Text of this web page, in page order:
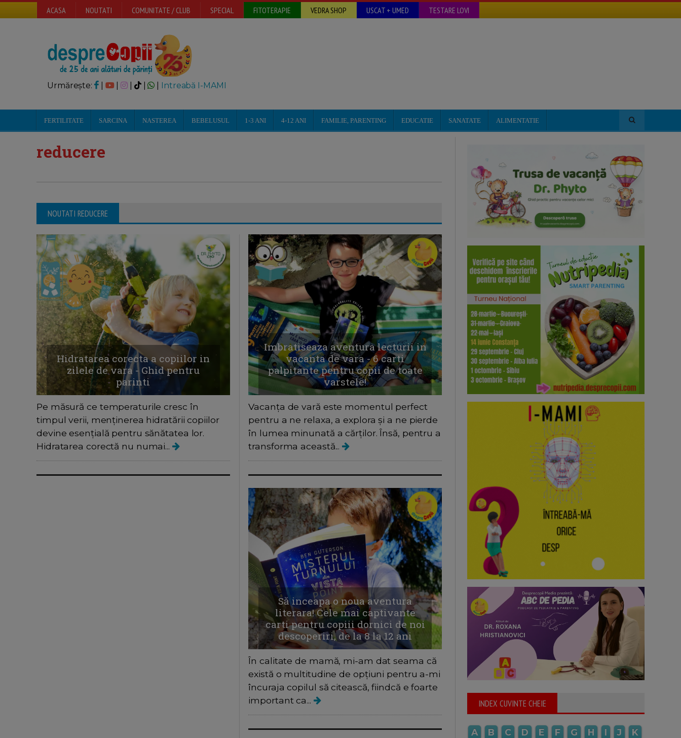
ACASA NOUTATI COMUNITATE / CLUB SPECIAL FITOTERAPIE VEDRA SHOP USCAT + UMED TESTARE LOVI
Urmărește: | | Intreabă I-MAMI
FERTILITATE SARCINA NASTEREA BEBELUSUL 1-3 ANI 4-12 ANI FAMILIE, PARENTING EDUCATIE SANATATE ALIMENTATIE
reducere
NOUTATI REDUCERE
Hidratarea corecta a copiilor in
zilele de vara - Ghid pentru
parinti
Pe măsură ce temperaturile cresc în
timpul verii, menținerea hidratării copiilor
devine esențială pentru sănătatea lor.
Hidratarea corectă nu numai...
Imbratiseaza aventura lecturii in
vacanta de vara - 6 carti
palpitante pentru copii de toate
varstele!
Vacanța de vară este momentul perfect
pentru a ne relaxa, a explora și a ne pierde
în lumea minunată a cărților. Însă, pentru a
transforma această...
Să inceapa o noua aventura
literara! Cele mai captivante
carti pentru copiii dornici de noi
descoperiri, de la 8 la 12 ani
În calitate de mamă, mi-am dat seama că
există o multitudine de opțiuni pentru a-mi
încuraja copilul să citească, fiindcă e foarte
important ca...
INDEX CUVINTE CHEIE
A B C D E F G H I J
K